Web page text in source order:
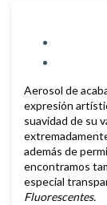
Aerosol de
expresión
suavidad de su
además de
encontramos
especial
Fluorescentes.